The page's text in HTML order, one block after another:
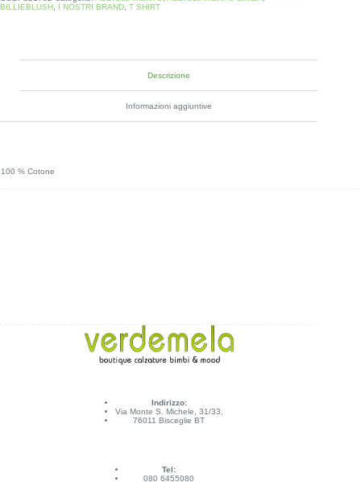
BILLIEBLUSH
I NOSTRI BRAND T SHIRT
Descrizione
Informazioni aggiuntive
100 % Cotone
Indirizzo:
Via Monte S. Michele, 31/33,
76011 Bisceglie BT
Tel:
080 6455080